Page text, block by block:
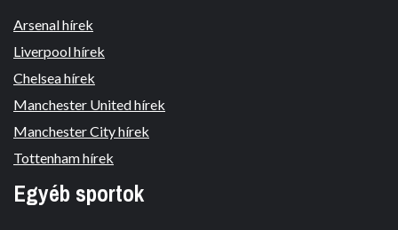
Arsenal hírek
Liverpool hírek
Chelsea hírek
Manchester United hírek
Manchester City hírek
Tottenham hírek
Egyéb sportok